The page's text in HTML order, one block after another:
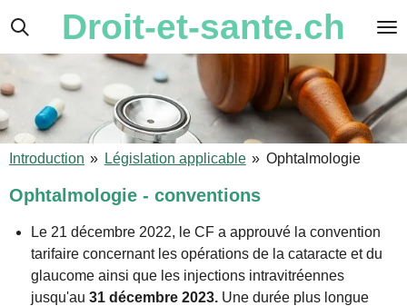
Passer
contenu
principal
Droit-et-sante.ch
Introduction » Législation applicable » Ophtalmologie
Ophtalmologie - conventions
Le 21 décembre 2022, le CF a approuvé la convention
tarifaire concernant les opérations de la cataracte et du
glaucome ainsi que les injections intravitréennes
jusqu'au 31 décembre 2023. Une durée plus longue